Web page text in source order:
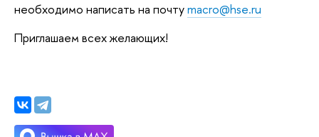
необходимо написать на почтуmacro@hse.ru
Приглашаем всех желающих!